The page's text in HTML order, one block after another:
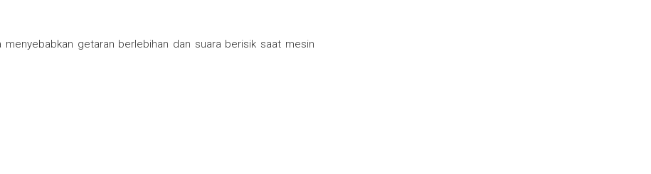
getaran berlebihan dan suara berisik saat mesin